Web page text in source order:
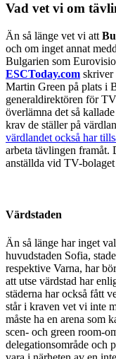
Vad vet vi om
Än så länge vet vi att
och om inget annat
Bulgarien som
ESCToday.com skriver
Martin Green på plats i
generaldirektören för
överlämna det så
krav de ställer på
värdlandet också har
arbeta tävlingen framåt.
anställda vid TV-
Värdstaden
Än så länge har inget
huvudstaden Sofia,
respektive Varna, har
att utse värdstad har
städerna har också fått
står i kraven vet vi inte
måste ha en arena som
scen- och green room-
delegationsområde och